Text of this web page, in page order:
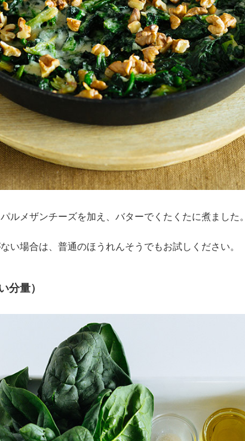
ルメザンチーズを加え、バターでくたくたに煮ました。
い場合は、普通のほうれんそうでもお試しください。
分量）